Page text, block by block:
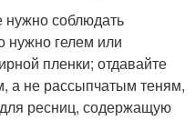
нужно соблюдать
нужно гелем или
пленки; отдавайте
а не рассыпчатым теням,
для ресниц, содержащую